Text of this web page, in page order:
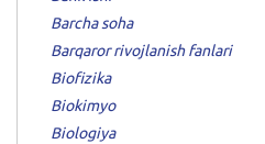
Barcha soha
Barqaror rivojlanish fanlari
Biofizika
Biokimyo
Biologiya